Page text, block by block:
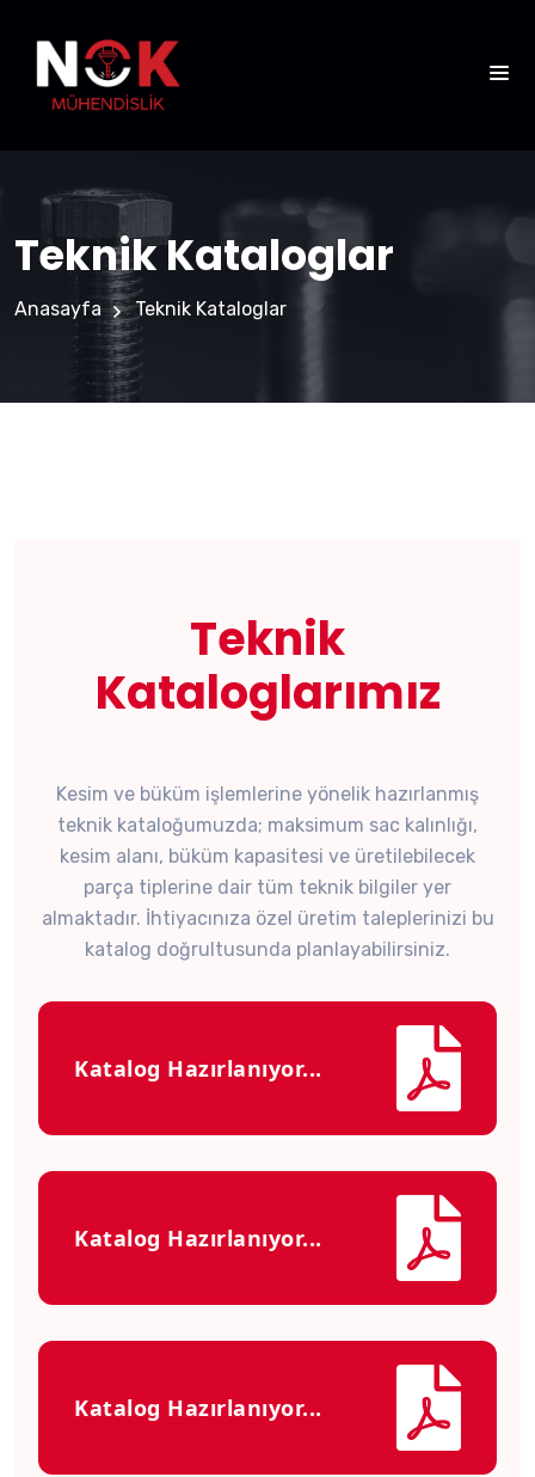
Teknik Kataloglar
Anasayfa Teknik Kataloglar
Teknik
Kataloglarımız
Kesim ve büküm işlemlerine yönelik hazırlanmış
teknik kataloğumuzda; maksimum sac kalınlığı,
kesim alanı, büküm kapasitesi ve üretilebilecek
parça tiplerine dair tüm teknik bilgiler yer
almaktadır. İhtiyacınıza özel üretim taleplerinizi bu
katalog doğrultusunda planlayabilirsiniz.
Katalog Hazırlanıyor...
Katalog Hazırlanıyor...
Katalog Hazırlanıyor...